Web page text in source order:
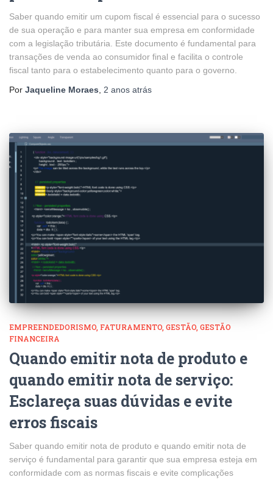
Saber quando emitir um cupom fiscal é essencial para o sucesso
de sua operação e para manter sua empresa em conformidade
com a legislação tributária. Este documento é fundamental para
transações de venda ao consumidor final e facilita o controle
fiscal tanto para o estabelecimento quanto para o governo.
Por Jaqueline Moraes, 2 anos atrás
EMPREENDEDORISMO FATURAMENTO GESTÃO GESTÃO
FINANCEIRA
Quando emitir nota de produto e
quando emitir nota de serviço:
Esclareça suas dúvidas e evite
erros fiscais
Saber quando emitir nota de produto e quando emitir nota de
serviço é fundamental para garantir que sua empresa esteja em
conformidade com as normas fiscais e evite complicações